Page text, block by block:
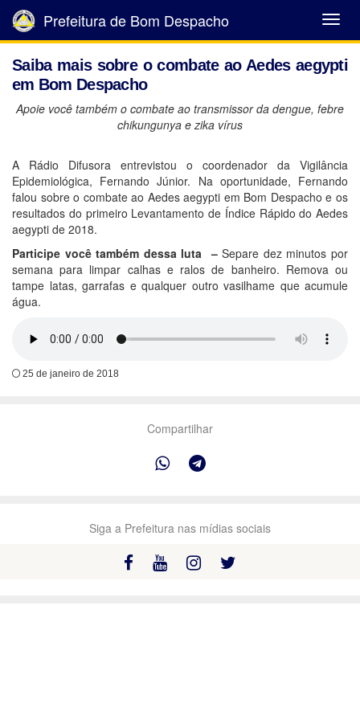
Abrir
Menu
Prefeitura de Bom Despacho
Saiba mais sobre o combate ao Aedes aegypti
em Bom Despacho
Apoie você também o combate ao transmissor da dengue, febre
chikungunya e zika vírus
A Rádio Difusora entrevistou o coordenador da Vigilância
Epidemiológica, Fernando Júnior. Na oportunidade, Fernando
falou sobre o combate ao Aedes aegypti em Bom Despacho e os
resultados do primeiro Levantamento de Índice Rápido do Aedes
aegypti de 2018.
Participe você também dessa luta –Separe dez minutos por
semana para limpar calhas e ralos de banheiro. Remova ou
tampe latas, garrafas e qualquer outro vasilhame que acumule
água.
25 de janeiro de 2018
Compartilhar
Siga a Prefeitura nas mídias sociais